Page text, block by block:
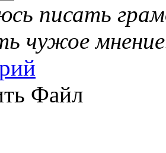
писать
чужое
Файл